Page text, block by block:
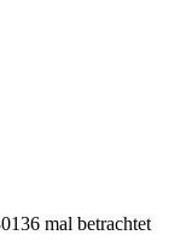
mal betrachtet